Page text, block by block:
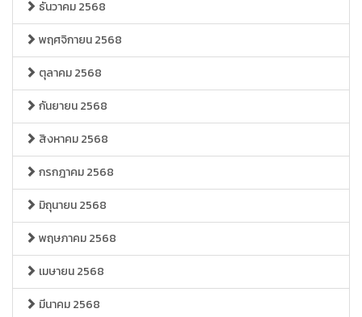
ธันวาคม 2568
พฤศจิกายน 2568
ตุลาคม 2568
กันยายน 2568
สิงหาคม 2568
กรกฎาคม 2568
มิถุนายน 2568
พฤษภาคม 2568
เมษายน 2568
มีนาคม 2568